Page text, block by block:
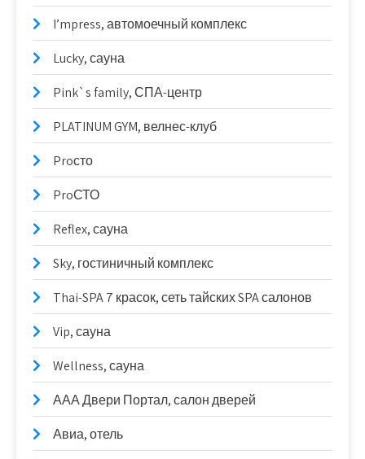
I’mpress, автомоечный комплекс
Lucky, сауна
Pink`s family, СПА-центр
PLATINUM GYM, велнес-клуб
Proсто
ProСТО
Reflex, сауна
Sky, гостиничный комплекс
Thai-SPA 7 красок, сеть тайских SPA салонов
Vip, сауна
Wellness, сауна
ААА Двери Портал, салон дверей
Авиа, отель